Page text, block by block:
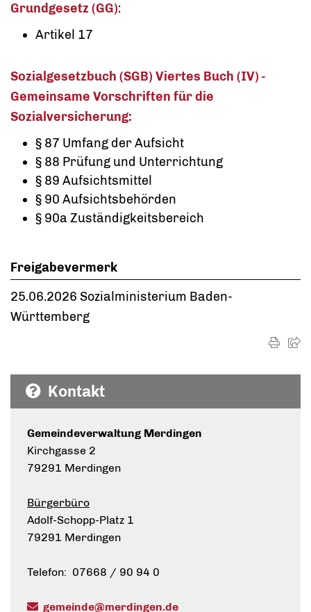
Grundgesetz (GG):
Artikel 17
Sozialgesetzbuch (SGB) Viertes Buch (IV) -
Gemeinsame Vorschriften für die
Sozialversicherung:
§ 87 Umfang der Aufsicht
§ 88 Prüfung und Unterrichtung
§ 89 Aufsichtsmittel
§ 90 Aufsichtsbehörden
§ 90a Zuständigkeitsbereich
Freigabevermerk
25.06.2026 Sozialministerium Baden-
Württemberg
Kontakt
Gemeindeverwaltung Merdingen
Kirchgasse 2
79291 Merdingen
Bürgerbüro
Adolf-Schopp-Platz 1
79291 Merdingen
Telefon: 07668 / 90 94 0
gemeinde@merdingen.de